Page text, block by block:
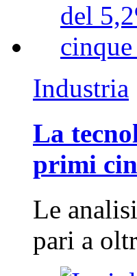
Industria
La
primi
Le
pari a